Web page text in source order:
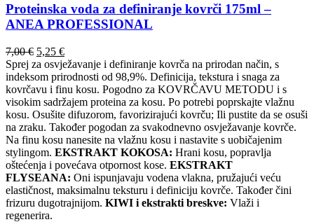
Proteinska voda za definiranje kovrči 175ml –
ANEA PROFESSIONAL
7,00€ Izvorna
cijena
bila
je:
7,00 €.
5,25 €Trenutna
cijena
je:
5,25 €.
Sprej za osvježavanje i definiranje kovrča na prirodan način, s
indeksom prirodnosti od 98,9%. Definicija, tekstura i snaga za
kovrčavu i finu kosu. Pogodno za KOVRČAVU METODU i s
visokim sadržajem proteina za kosu. Po potrebi poprskajte vlažnu
kosu. Osušite difuzorom, favorizirajući kovrču; Ili pustite da se osuši
na zraku. Također pogodan za svakodnevno osvježavanje kovrče.
Na finu kosu nanesite na vlažnu kosu i nastavite s uobičajenim
stylingom. EKSTRAKT KOKOSA: Hrani kosu, popravlja
oštećenja i povećava otpornost kose. EKSTRAKT
FLYSEANA: Oni ispunjavaju vodena vlakna, pružajući veću
elastičnost, maksimalnu teksturu i definiciju kovrče. Također čini
frizuru dugotrajnijom. KIWI i ekstrakti breskve: Vlaži i
regenerira.